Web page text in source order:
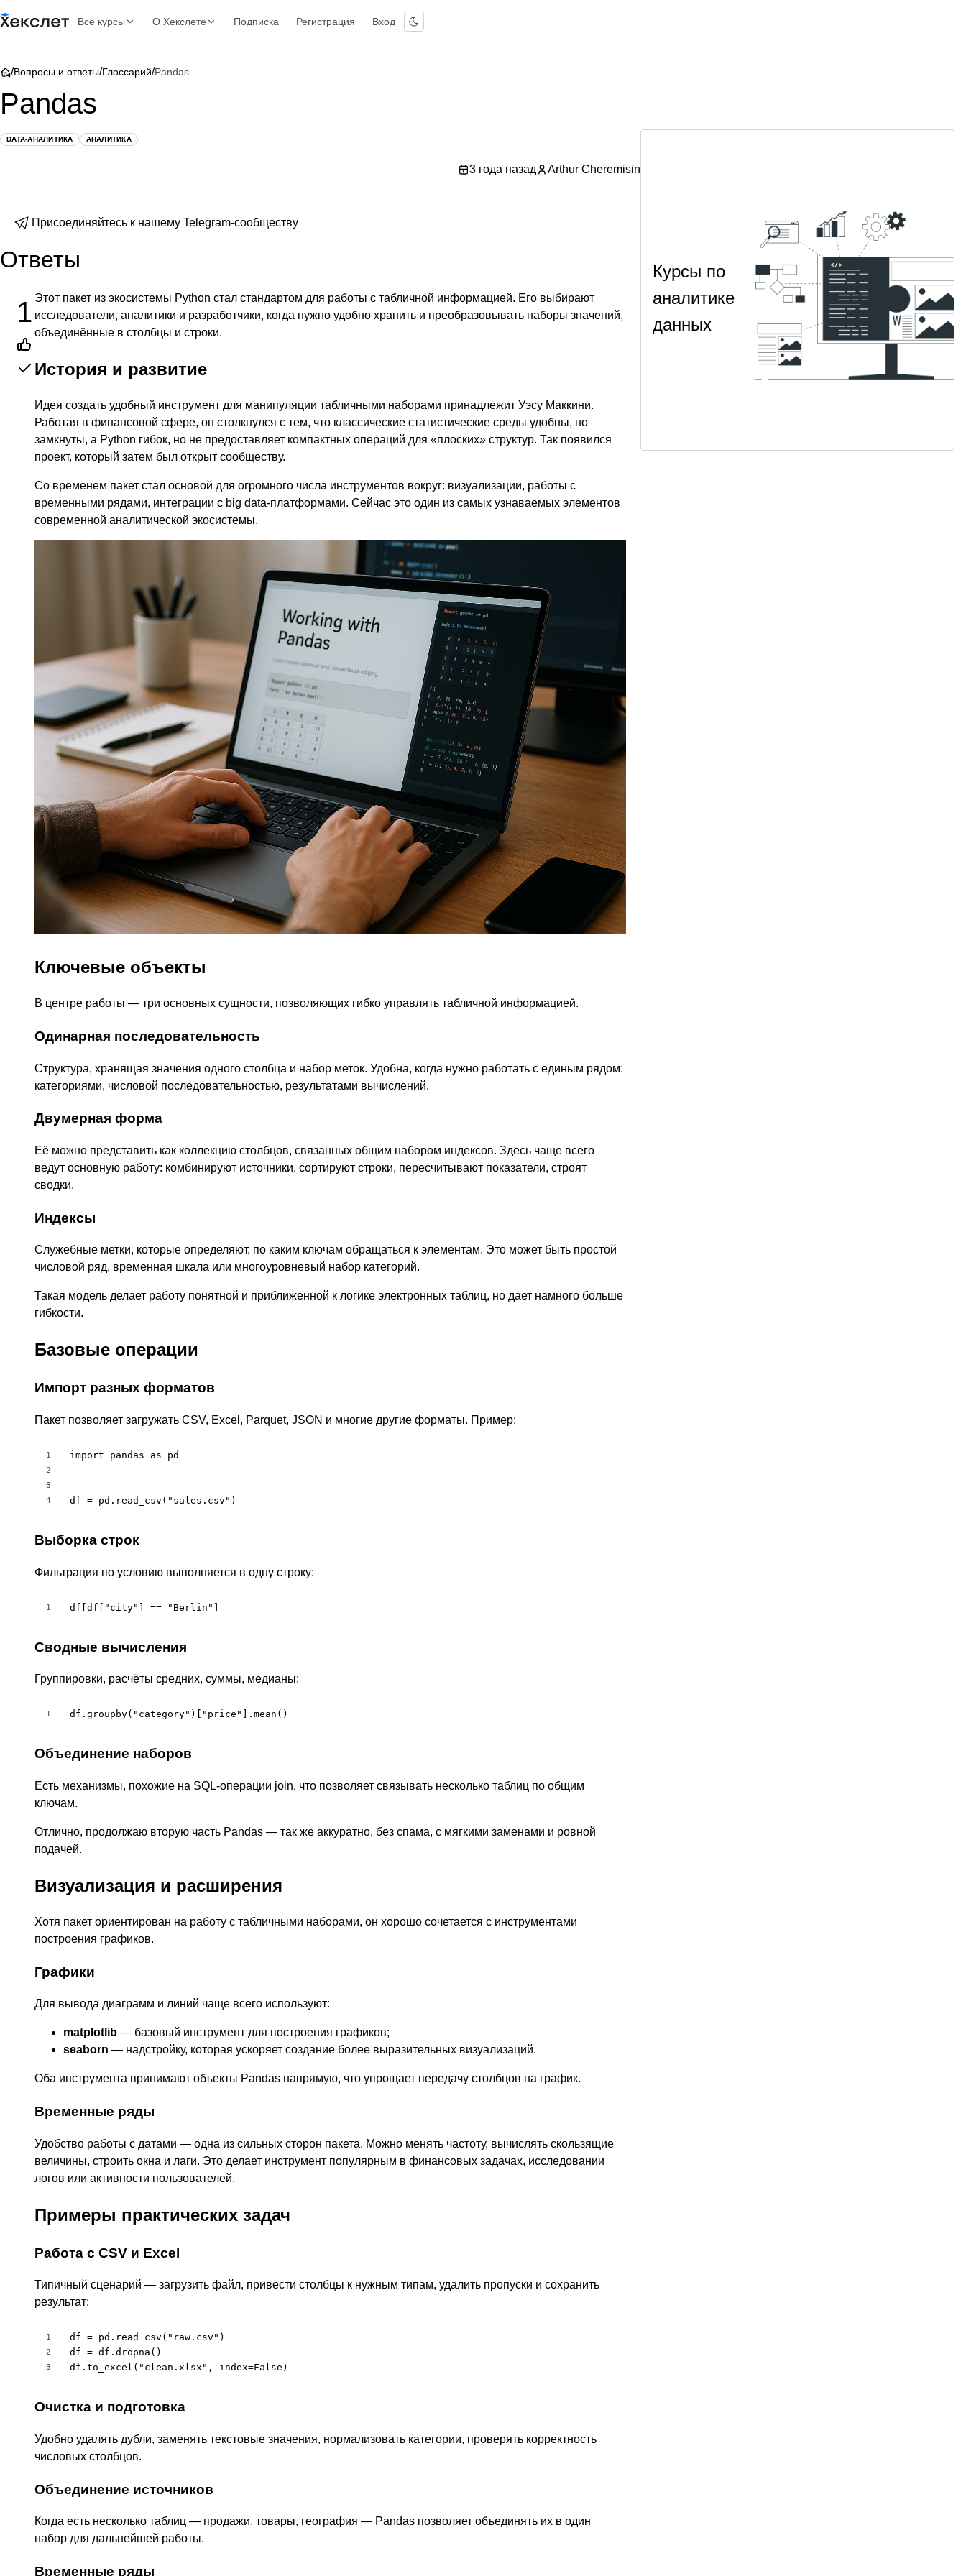
Все курсы О Хекслете Подписка Регистрация Вход
/Вопросы и ответы/Глоссарий/Pandas
Pandas
DATA-АНАЛИТИКА АНАЛИТИКА
3 года назад Arthur Cheremisin
Присоединяйтесь к нашему Telegram-сообществу
Ответы
1 Этот пакет из экосистемы Python стал стандартом для работы с табличной информацией. Его выбирают
исследователи, аналитики и разработчики, когда нужно удобно хранить и преобразовывать наборы значений,
объединённые в столбцы и строки.
История и развитие
Идея создать удобный инструмент для манипуляции табличными наборами принадлежит Уэсу Маккини.
Работая в финансовой сфере, он столкнулся с тем, что классические статистические среды удобны, но
замкнуты, а Python гибок, но не предоставляет компактных операций для «плоских» структур. Так появился
проект, который затем был открыт сообществу.
Со временем пакет стал основой для огромного числа инструментов вокруг: визуализации, работы с
временными рядами, интеграции с big data-платформами. Сейчас это один из самых узнаваемых элементов
современной аналитической экосистемы.
Ключевые объекты
В центре работы — три основных сущности, позволяющих гибко управлять табличной информацией.
Одинарная последовательность
Структура, хранящая значения одного столбца и набор меток. Удобна, когда нужно работать с единым рядом:
категориями, числовой последовательностью, результатами вычислений.
Двумерная форма
Её можно представить как коллекцию столбцов, связанных общим набором индексов. Здесь чаще всего
ведут основную работу: комбинируют источники, сортируют строки, пересчитывают показатели, строят
сводки.
Индексы
Служебные метки, которые определяют, по каким ключам обращаться к элементам. Это может быть простой
числовой ряд, временная шкала или многоуровневый набор категорий.
Такая модель делает работу понятной и приближенной к логике электронных таблиц, но дает намного больше
гибкости.
Базовые операции
Импорт разных форматов
Пакет позволяет загружать CSV, Excel, Parquet, JSON и многие другие форматы. Пример:
1
2
3
4
import pandas as pd
df = pd.read_csv("sales.csv")
Выборка строк
Фильтрация по условию выполняется в одну строку:
1 df[df["city"] == "Berlin"]
Сводные вычисления
Группировки, расчёты средних, суммы, медианы:
1 df.groupby("category")["price"].mean()
Объединение наборов
Есть механизмы, похожие на SQL-операции join, что позволяет связывать несколько таблиц по общим
ключам.
Отлично, продолжаю вторую часть Pandas — так же аккуратно, без спама, с мягкими заменами и ровной
подачей.
Визуализация и расширения
Хотя пакет ориентирован на работу с табличными наборами, он хорошо сочетается с инструментами
построения графиков.
Графики
Для вывода диаграмм и линий чаще всего используют:
matplotlib — базовый инструмент для построения графиков;
seaborn — надстройку, которая ускоряет создание более выразительных визуализаций.
Оба инструмента принимают объекты Pandas напрямую, что упрощает передачу столбцов на график.
Временные ряды
Удобство работы с датами — одна из сильных сторон пакета. Можно менять частоту, вычислять скользящие
величины, строить окна и лаги. Это делает инструмент популярным в финансовых задачах, исследовании
логов или активности пользователей.
Примеры практических задач
Работа с CSV и Excel
Типичный сценарий — загрузить файл, привести столбцы к нужным типам, удалить пропуски и сохранить
результат:
1
2
3
df = pd.read_csv("raw.csv")
df = df.dropna()
df.to_excel("clean.xlsx", index=False)
Очистка и подготовка
Удобно удалять дубли, заменять текстовые значения, нормализовать категории, проверять корректность
числовых столбцов.
Объединение источников
Когда есть несколько таблиц — продажи, товары, география — Pandas позволяет объединять их в один
набор для дальнейшей работы.
Временные ряды
Курсы по
аналитике
данных